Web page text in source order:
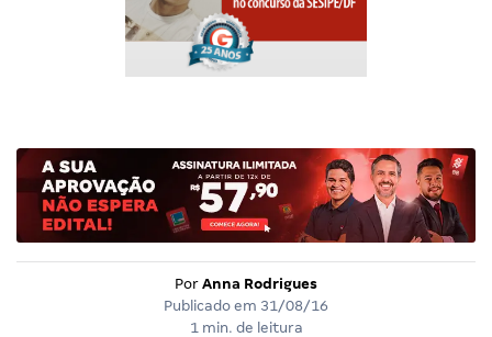
Por Anna Rodrigues
Publicado em 31/08/16
1 min. de leitura